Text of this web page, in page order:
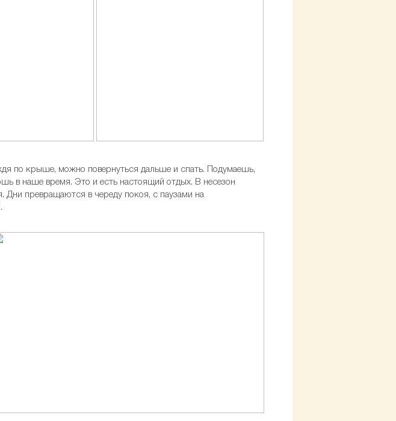
по крыше, можно повернуться дальше и спать. Подумаешь,
в наше время. Это и есть настоящий отдых. В несезон
Дни превращаются в череду покоя, с паузами на